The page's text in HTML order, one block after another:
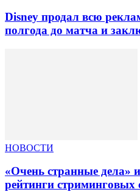
Disney продал всю
полгода до матча и
НОВОСТИ
«Очень странные дела»
рейтинги стриминговых